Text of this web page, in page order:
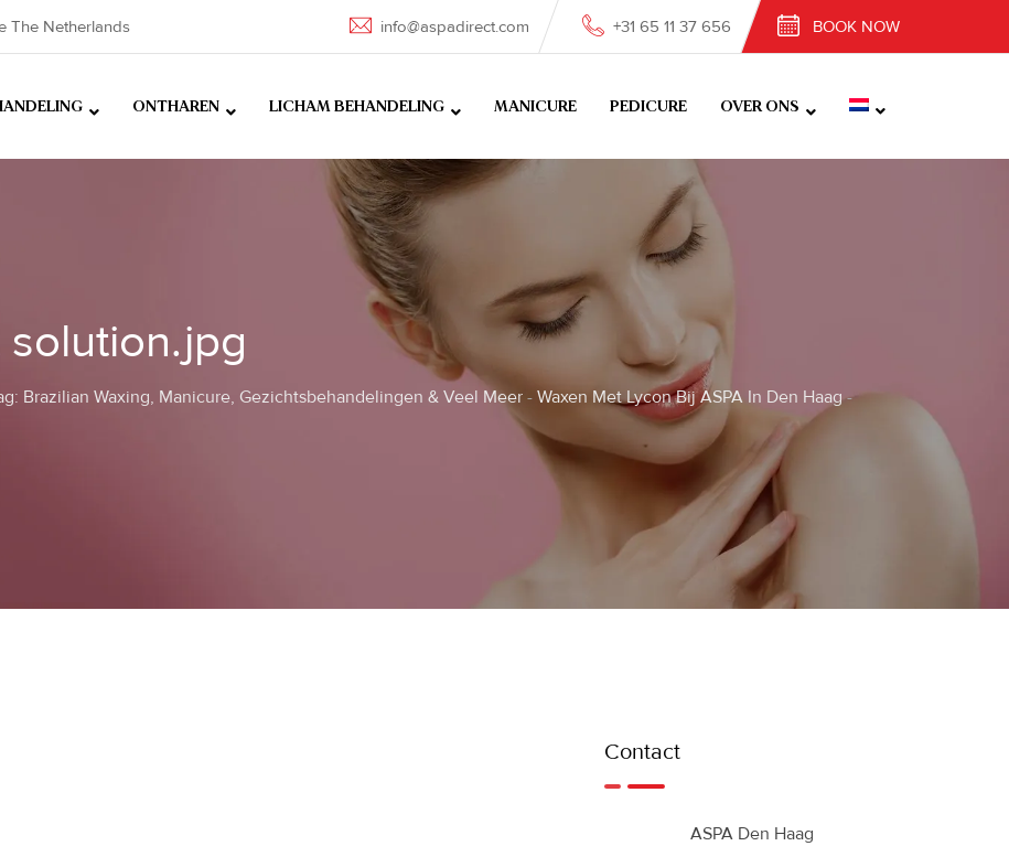
The Netherlands info@aspadirect.com +31 65 11 37 656 BOOK NOW
ONTHAREN LICHAM BEHANDELING MANICURE PEDICURE OVER ONS
Brazilian Waxing, Manicure, Gezichtsbehandelingen & Veel Meer - Waxen Met Lycon Bij ASPA In Den Haag-
Contact
ASPA Den Haag